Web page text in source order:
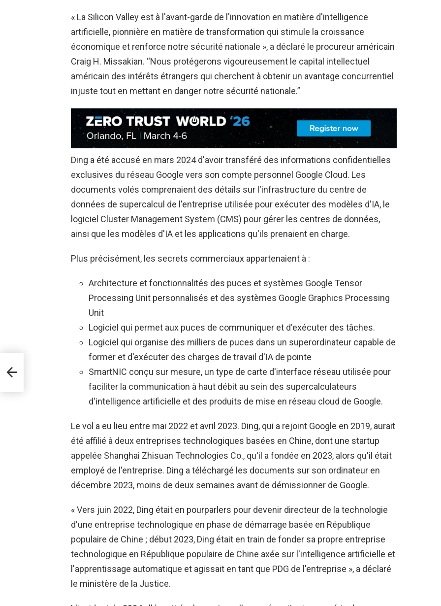
« La Silicon Valley est à l'avant-garde de l'innovation en matière d'intelligence
artificielle, pionnière en matière de transformation qui stimule la croissance
économique et renforce notre sécurité nationale », a déclaré le procureur américain
Craig H. Missakian. “Nous protégerons vigoureusement le capital intellectuel
américain des intérêts étrangers qui cherchent à obtenir un avantage concurrentiel
injuste tout en mettant en danger notre sécurité nationale.”
Ding a été accusé en mars 2024 d'avoir transféré des informations confidentielles
exclusives du réseau Google vers son compte personnel Google Cloud. Les
documents volés comprenaient des détails sur l'infrastructure du centre de
données de supercalcul de l'entreprise utilisée pour exécuter des modèles d'IA, le
logiciel Cluster Management System (CMS) pour gérer les centres de données,
ainsi que les modèles d'IA et les applications qu'ils prenaient en charge.
Plus précisément, les secrets commerciaux appartenaient à :
Architecture et fonctionnalités des puces et systèmes Google Tensor
Processing Unit personnalisés et des systèmes Google Graphics Processing
Unit
Logiciel qui permet aux puces de communiquer et d'exécuter des tâches.
Logiciel qui organise des milliers de puces dans un superordinateur capable de
former et d'exécuter des charges de travail d'IA de pointe
SmartNIC conçu sur mesure, un type de carte d'interface réseau utilisée pour
faciliter la communication à haut débit au sein des supercalculateurs
d'intelligence artificielle et des produits de mise en réseau cloud de Google.
Le vol a eu lieu entre mai 2022 et avril 2023. Ding, qui a rejoint Google en 2019, aurait
été affilié à deux entreprises technologiques basées en Chine, dont une startup
appelée Shanghai Zhisuan Technologies Co., qu'il a fondée en 2023, alors qu'il était
employé de l'entreprise. Ding a téléchargé les documents sur son ordinateur en
décembre 2023, moins de deux semaines avant de démissionner de Google.
« Vers juin 2022, Ding était en pourparlers pour devenir directeur de la technologie
d'une entreprise technologique en phase de démarrage basée en République
populaire de Chine ; début 2023, Ding était en train de fonder sa propre entreprise
technologique en République populaire de Chine axée sur l'intelligence artificielle et
l'apprentissage automatique et agissait en tant que PDG de l'entreprise », a déclaré
le ministère de la Justice.
de